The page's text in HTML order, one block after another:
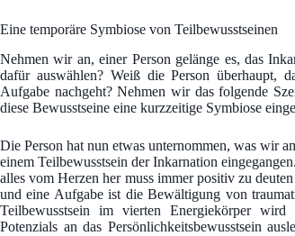
Eine temporäre Symbiose von Teilbewusstseinen
Nehmen wir an, einer Person gelänge es, das
dafür auswählen? Weiß die Person überhaupt,
Aufgabe nachgeht? Nehmen wir das folgende
diese Bewusstseine eine kurzzeitige Symbiose
Die Person hat nun etwas unternommen, was wir
einem Teilbewusstsein der Inkarnation
alles vom Herzen her muss immer positiv zu
und eine Aufgabe ist die Bewältigung von
Teilbewusstsein im vierten Energiekörper wird
Potenzials an das Persönlichkeitsbewusstsein